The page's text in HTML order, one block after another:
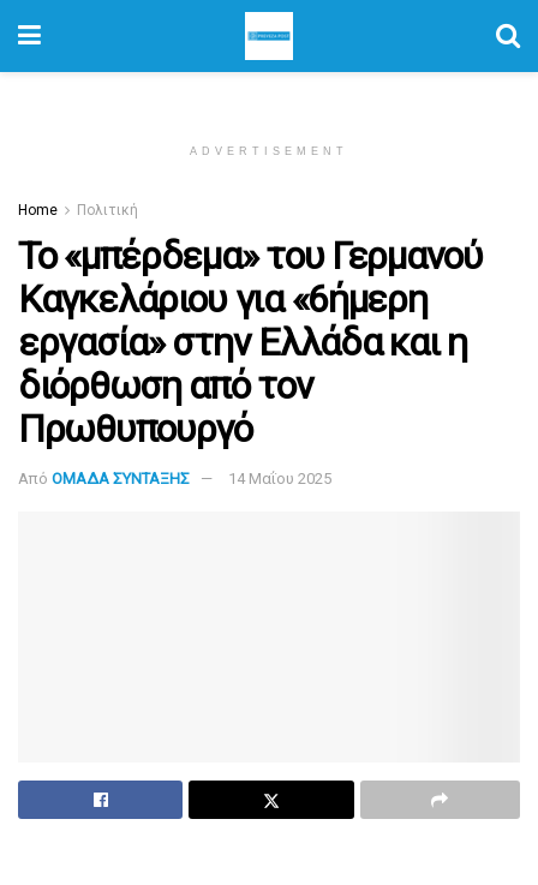
ADVERTISEMENT
Home Πολιτική
Το «μπέρδεμα» του Γερμανού
Καγκελάριου για «6ήμερη
εργασία» στην Ελλάδα και η
διόρθωση από τον
Πρωθυπουργό
Από ΟΜΑΔΑ ΣΥΝΤΑΞΗΣ 14 Μαΐου 2025